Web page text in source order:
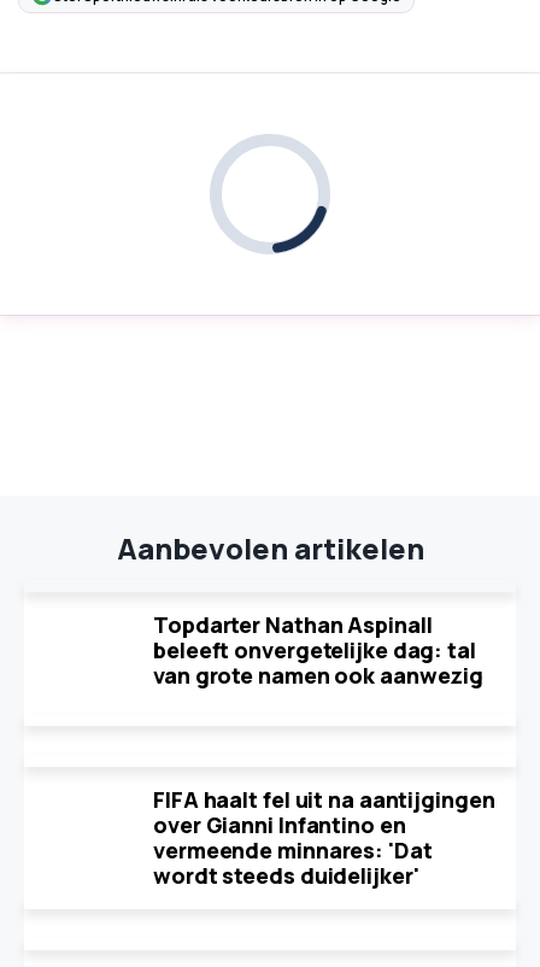
Aanbevolen artikelen
Topdarter Nathan Aspinall
beleeft onvergetelijke dag: tal
van grote namen ook aanwezig
FIFA haalt fel uit na aantijgingen
over Gianni Infantino en
vermeende minnares: 'Dat
wordt steeds duidelijker'